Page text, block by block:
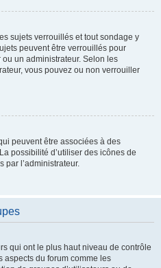
sujets verrouillés et tout sondage y
peuvent être verrouillés pour
un administrateur. Selon les
vous pouvez ou non verrouiller
peuvent être associées à des
possibilité d’utiliser des icônes de
par l’administrateur.
qui ont le plus haut niveau de contrôle
aspects du forum comme les